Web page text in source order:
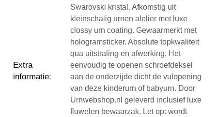
Extra
informatie:
Swarovski kristal. Afkomstig uit
kleinschalig urnen alelier met luxe
clossy urn coating. Gewaarmerkt met
hologramsticker. Absolute topkwaliteit
qua uitstraling en afwerking. Het
eenvoudig te openen schroefdeksel
aan de onderzijde dicht de vulopening
van deze kinderurn of babyurn. Door
Urnwebshop.nl geleverd inclusief luxe
fluwelen bewaarzak. Let op: wordt